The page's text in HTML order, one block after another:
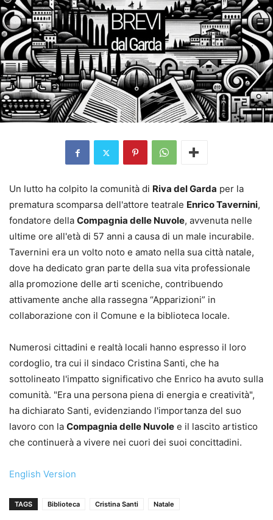
Un lutto ha colpito la comunità di Riva del Garda per la
prematura scomparsa dell'attore teatrale Enrico Tavernini,
fondatore della Compagnia delle Nuvole, avvenuta nelle
ultime ore all'età di 57 anni a causa di un male incurabile.
Tavernini era un volto noto e amato nella sua città natale,
dove ha dedicato gran parte della sua vita professionale
alla promozione delle arti sceniche, contribuendo
attivamente anche alla rassegna “Apparizioni” in
collaborazione con il Comune e la biblioteca locale.
Numerosi cittadini e realtà locali hanno espresso il loro
cordoglio, tra cui il sindaco Cristina Santi, che ha
sottolineato l'impatto significativo che Enrico ha avuto sulla
comunità. "Era una persona piena di energia e creatività",
ha dichiarato Santi, evidenziando l'importanza del suo
lavoro con la Compagnia delle Nuvole e il lascito artistico
che continuerà a vivere nei cuori dei suoi concittadini.
English Version
TAGS Biblioteca Cristina Santi Natale